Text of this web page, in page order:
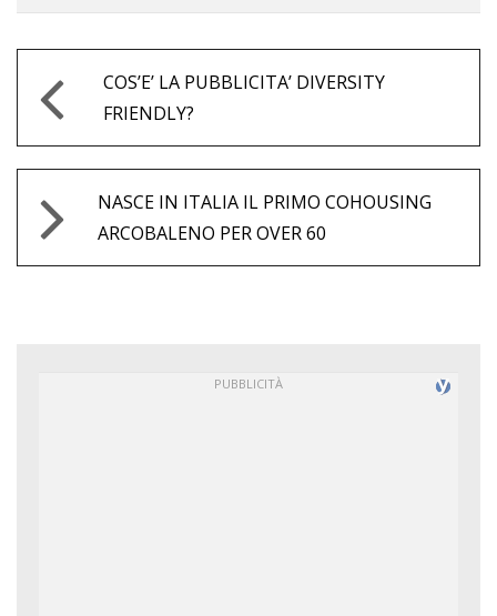
COS’E’ LA PUBBLICITA’ DIVERSITY
FRIENDLY?
NASCE IN ITALIA IL PRIMO COHOUSING
ARCOBALENO PER OVER 60